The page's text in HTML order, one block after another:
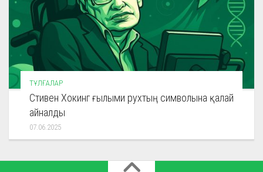
ТҰЛҒАЛАР
Стивен Хокинг ғылыми рухтың символына қалай
айналды
07.06.2025